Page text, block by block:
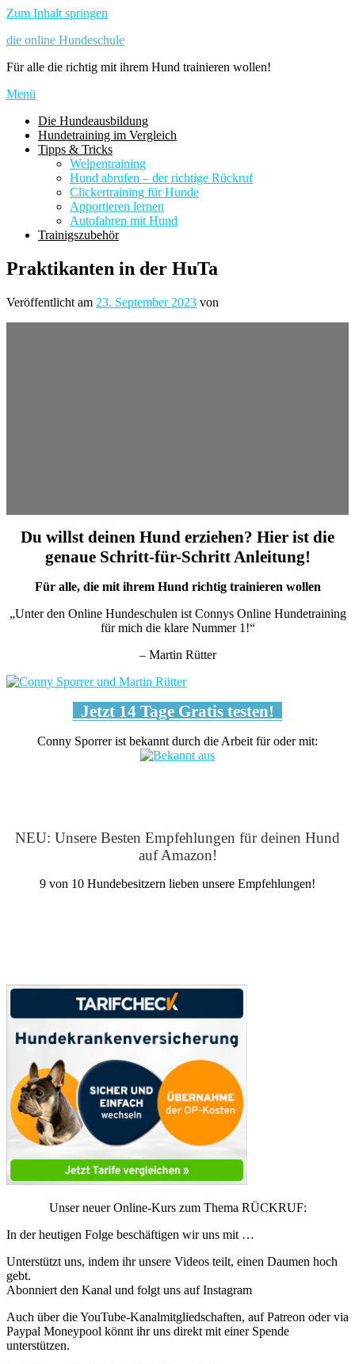
Zum Inhalt springen
die online Hundeschule
Für alle die richtig mit ihrem Hund trainieren wollen!
Menü
Die Hundeausbildung
Hundetraining im Vergleich
Tipps & Tricks
Welpentraining
Hund abrufen – der richtige Rückruf
Clickertraining für Hunde
Apportieren lernen
Autofahren mit Hund
Trainigszubehör
Praktikanten in der HuTa
Veröffentlicht am 23. September 2023 von
Du willst deinen Hund erziehen? Hier ist die
genaue Schritt-für-Schritt Anleitung!
Für alle, die mit ihrem Hund richtig trainieren wollen
„Unter den Online Hundeschulen ist Connys Online Hundetraining
für mich die klare Nummer 1!“
– Martin Rütter
Jetzt 14 Tage Gratis testen!
Conny Sporrer ist bekannt durch die Arbeit für oder mit:
NEU: Unsere Besten Empfehlungen für deinen Hund
auf Amazon!
9 von 10 Hundebesitzern lieben unsere Empfehlungen!
Unser neuer Online-Kurs zum Thema RÜCKRUF:
In der heutigen Folge beschäftigen wir uns mit …
Unterstützt uns, indem ihr unsere Videos teilt, einen Daumen hoch
gebt.
Abonniert den Kanal und folgt uns auf Instagram
Auch über die YouTube-Kanalmitgliedschaften, auf Patreon oder via
Paypal Moneypool könnt ihr uns direkt mit einer Spende
unterstützen.